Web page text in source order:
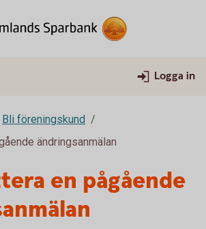
Logga in
Bli föreningskund
ändringsanmälan
en pågående